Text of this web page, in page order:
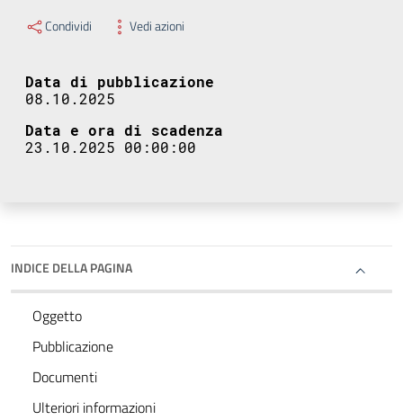
Condividi Vedi azioni
Data di pubblicazione
08.10.2025
Data e ora di scadenza
23.10.2025 00:00:00
INDICE DELLA PAGINA
Oggetto
Pubblicazione
Documenti
Ulteriori informazioni